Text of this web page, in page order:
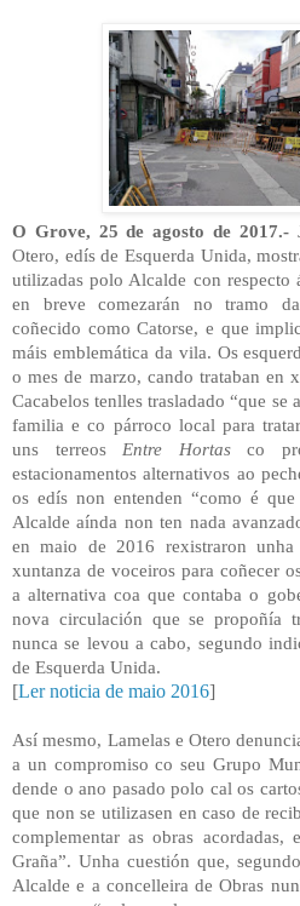
O Grove, 25 de agosto de 2017.-
Otero, edís de Esquerda Unida,
utilizadas polo Alcalde con respecto
en breve comezarán no tramo
coñecido como Catorse, e que
máis emblemática da vila. Os
o mes de marzo, cando trataban en
Cacabelos tenlles trasladado “que se
familia e co párroco local para
uns terreos Entre Hortasco
estacionamentos alternativos ao
os edís non entenden “como é
Alcalde aínda non ten nada
en maio de 2016 rexistraron
xuntanza de voceiros para coñecer
a alternativa coa que contaba o
nova circulación que se propoñía
nunca se levou a cabo, segundo
de Esquerda Unida.
[Ler noticia de maio 2016]
Así mesmo, Lamelas e Otero
a un compromiso co seu Grupo
dende o ano pasado polo cal os
que non se utilizasen en caso de
complementar as obras
Graña”. Unha cuestión que,
Alcalde e a concelleira de Obras